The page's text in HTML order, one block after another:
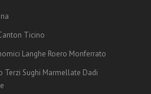
Ticino
Langhe Roero Monferrato
Terzi Sughi Marmellate Dadi